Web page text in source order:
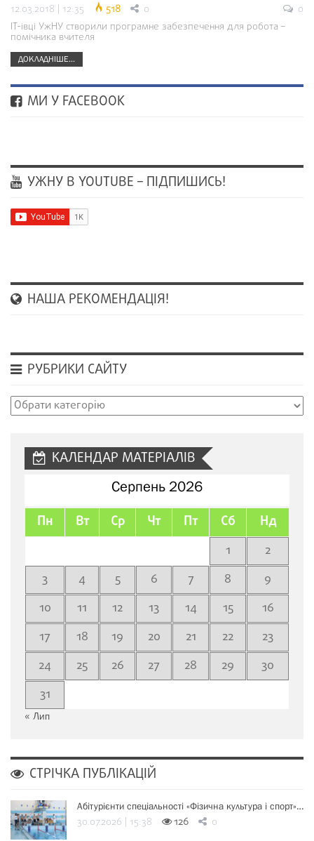
12.03.2018 | 12:35 518 0
0
ІТ-івці УжНУ створили програмне забезпечення для робота –
помічника вчителя
ДОКЛАДНІШЕ...
МИ У FACEBOOK
УЖНУ В YOUTUBE – ПІДПИШИСЬ!
НАША РЕКОМЕНДАЦІЯ!
РУБРИКИ САЙТУ
Рубрики
КАЛЕНДАР МАТЕРІАЛІВ
Серпень 2026
Пн Вт Ср Чт Пт Сб Нд
1
2
3
4 5 6 7 8
9
10
11 12 13 14 15
16
17
18 19 20 21 22
23
24
25 26 27 28 29
30
31
« Лип
СТРІЧКА ПУБЛІКАЦІЙ
Абітурієнти спеціальності «Фізична культура і спорт»…
30.07.2026 | 15:38 126 0